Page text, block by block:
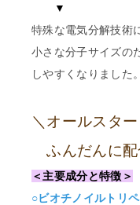
▼
特殊な電気分解技術
小さな分子サイズの
しやすくなりました。
＼オールスタ
ふんだんに配
＜主要成分と特徴＞
○ビオチノイルトリ